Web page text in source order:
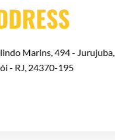
Marins, 494 - Jurujuba,
- RJ, 24370-195